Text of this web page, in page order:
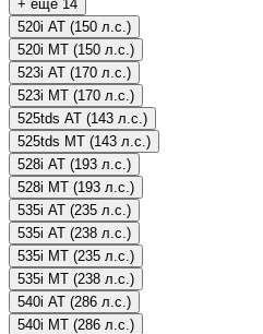
+ ещё 14
520i AT (150 л.с.)
520i MT (150 л.с.)
523i AT (170 л.с.)
523i MT (170 л.с.)
525tds AT (143 л.с.)
525tds MT (143 л.с.)
528i AT (193 л.с.)
528i MT (193 л.с.)
535i AT (235 л.с.)
535i AT (238 л.с.)
535i MT (235 л.с.)
535i MT (238 л.с.)
540i AT (286 л.с.)
540i MT (286 л.с.)